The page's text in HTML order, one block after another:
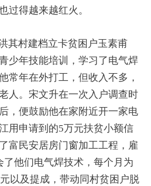
过得越来越红火。
其村建档立卡贫困户玉素甫
少年技能培训，学习了电气焊
常年在外打工，但收入不多，
人。宋文升在一次入户调查时
，便鼓励他在家附近开一家电
用申请到的5万元扶贫小额信
富民安居房门窗加工工程，雇
了他们电气焊技术，每个月为
以及提成，带动同村贫困户脱